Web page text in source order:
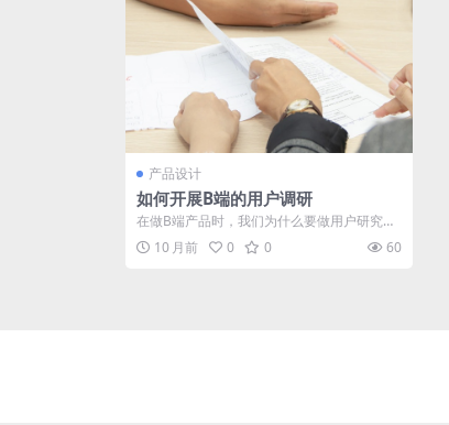
产品设计
如何开展B端的用户调研
在做B端产品时，我们为什么要做用户研究，
价值又在哪里？与C端的用户研究又什么不
同...10 月前 0 0 60